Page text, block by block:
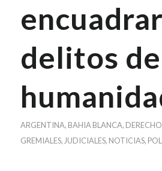
delitos
ARGENTINA, BAHIA BLANCA,
GREMIALES, JUDICIALES, NOTICIAS,